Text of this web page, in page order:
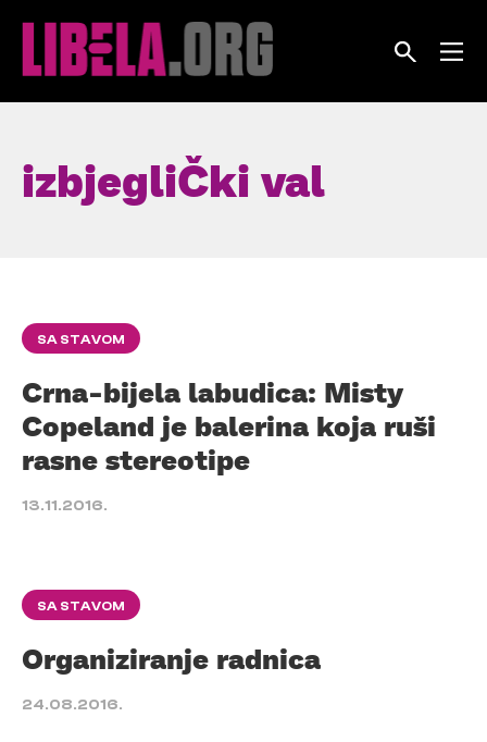
izbjegliČki val
SA STAVOM
Crna-bijela labudica: Misty
Copeland je balerina koja ruši
rasne stereotipe
13.11.2016.
SA STAVOM
Organiziranje radnica
24.08.2016.